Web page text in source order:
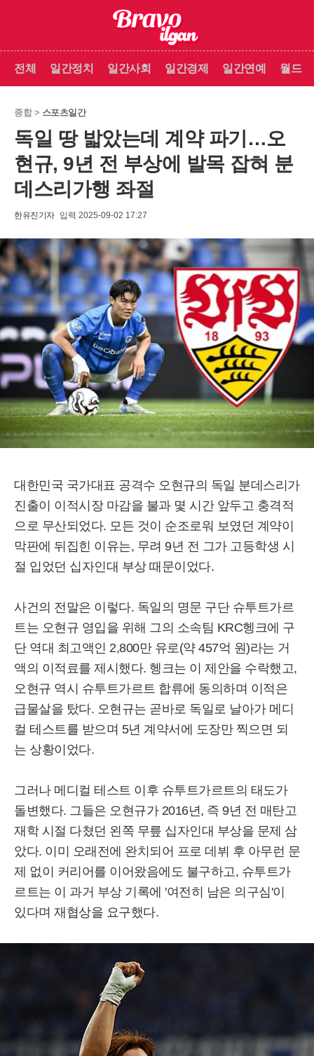
전체 일간정치 일간사회 일간경제 일간연예 월드
종합 > 스포츠일간
독일 땅 밟았는데 계약 파기…오
현규, 9년 전 부상에 발목 잡혀 분
데스리가행 좌절
한유진기자 입력 2025-09-02 17:27
대한민국 국가대표 공격수 오현규의 독일 분데스리가
진출이 이적시장 마감을 불과 몇 시간 앞두고 충격적
으로 무산되었다. 모든 것이 순조로워 보였던 계약이
막판에 뒤집힌 이유는, 무려 9년 전 그가 고등학생 시
절 입었던 십자인대 부상 때문이었다.
사건의 전말은 이렇다. 독일의 명문 구단 슈투트가르
트는 오현규 영입을 위해 그의 소속팀 KRC헹크에 구
단 역대 최고액인 2,800만 유로(약 457억 원)라는 거
액의 이적료를 제시했다. 헹크는 이 제안을 수락했고,
오현규 역시 슈투트가르트 합류에 동의하며 이적은
급물살을 탔다. 오현규는 곧바로 독일로 날아가 메디
컬 테스트를 받으며 5년 계약서에 도장만 찍으면 되
는 상황이었다.
그러나 메디컬 테스트 이후 슈투트가르트의 태도가
돌변했다. 그들은 오현규가 2016년, 즉 9년 전 매탄고
재학 시절 다쳤던 왼쪽 무릎 십자인대 부상을 문제 삼
았다. 이미 오래전에 완치되어 프로 데뷔 후 아무런 문
제 없이 커리어를 이어왔음에도 불구하고, 슈투트가
르트는 이 과거 부상 기록에 '여전히 남은 의구심'이
있다며 재협상을 요구했다.